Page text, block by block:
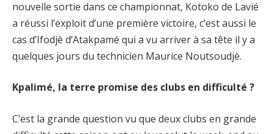
nouvelle sortie dans ce championnat, Kotoko de Lavié
a réussi l’exploit d’une première victoire, c’est aussi le
cas d’Ifodjè d’Atakpamé qui a vu arriver à sa tête il y a
quelques jours du technicien Maurice Noutsoudjè.
Kpalimé, la terre promise des clubs en difficulté ?
C’est la grande question vu que deux clubs en grande